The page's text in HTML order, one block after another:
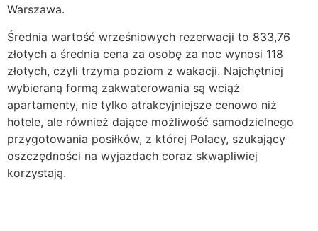
Warszawa.
Średnia wartość wrześniowych rezerwacji to 833,76
złotych a średnia cena za osobę za noc wynosi 118
złotych, czyli trzyma poziom z wakacji. Najchętniej
wybieraną formą zakwaterowania są wciąż
apartamenty, nie tylko atrakcyjniejsze cenowo niż
hotele, ale również dające możliwość samodzielnego
przygotowania posiłków, z której Polacy, szukający
oszczędności na wyjazdach coraz skwapliwiej
korzystają.